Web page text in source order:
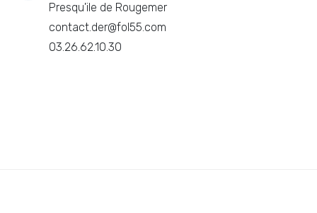
Presqu'ile de Rougemer
contact.der@fol55.com
03.26.62.10.30